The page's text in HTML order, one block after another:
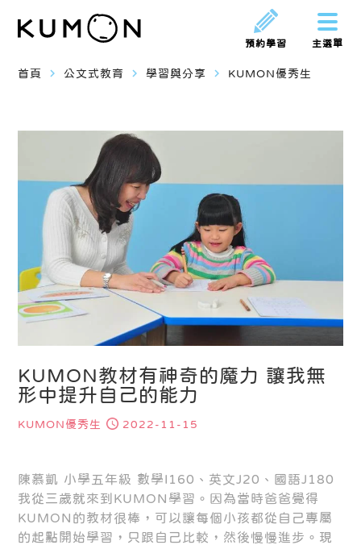
主選單
預約學習
首頁 navigate_next 公文式教育 navigate_next 學習與分享 navigate_next KUMON優秀生
KUMON教材有神奇的魔力 讓我無
形中提升自己的能力
KUMON優秀生 2022-11-15
陳慕凱 小學五年級 數學I160、英文J20、國語J180
我從三歲就來到KUMON學習。因為當時爸爸覺得
KUMON的教材很棒，可以讓每個小孩都從自己專屬
的起點開始學習，只跟自己比較，然後慢慢進步。現